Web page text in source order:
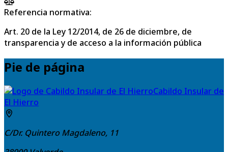
Referencia normativa:
Art. 20 de la Ley 12/2014, de 26 de diciembre, de
transparencia y de acceso a la información pública
Pie de página
Cabildo Insular de
El Hierro
C/Dr. Quintero Magdaleno, 11